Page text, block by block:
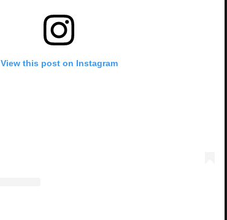
View this post on Instagram